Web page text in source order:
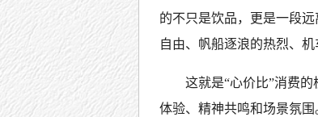
的不只是饮品，更是一段
自由、帆船逐浪的热烈、
这就是“心价比”消费
体验、精神共鸣和场景氛